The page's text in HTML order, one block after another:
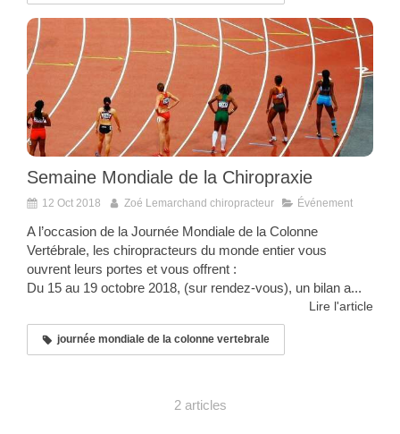
Semaine Mondiale de la Chiropraxie
12 Oct 2018 Zoé Lemarchand chiropracteur Événement
A l’occasion de la Journée Mondiale de la Colonne
Vertébrale, les chiropracteurs du monde entier vous
ouvrent leurs portes et vous offrent :
Du 15 au 19 octobre 2018, (sur rendez-vous), un bilan a...
Lire l'article
journée mondiale de la colonne vertebrale
2 articles